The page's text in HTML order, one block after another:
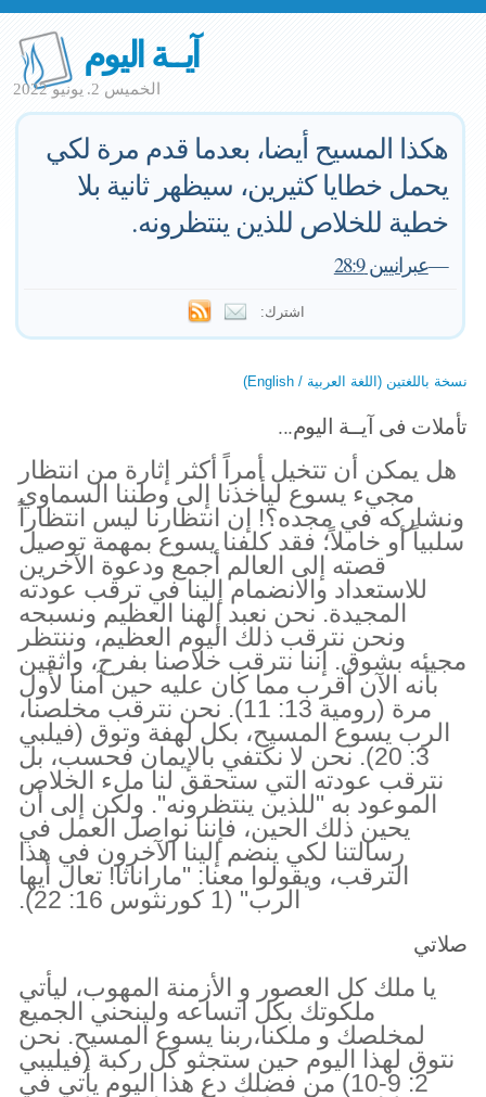
آيــة اليوم
الخميس 2. يونيو 2022
هكذا المسيح أيضا، بعدما قدم مرة لكي
يحمل خطايا كثيرين، سيظهر ثانية بلا
خطية للخلاص للذين ينتظرونه.
—عبرانيين 28:9
اشترك:
نسخة باللغتين (اللغة العربية / English)
تأملات فى آيــة اليوم...
هل يمكن أن تتخيل أمراً أكثر إثارة من انتظار
مجيء يسوع ليأخذنا إلى وطننا السماوي
ونشاركه في مجده؟! إن انتظارنا ليس انتظاراً
سلبياً أو خاملاً؛ فقد كلفنا يسوع بمهمة توصيل
قصته إلى العالم أجمع ودعوة الآخرين
للاستعداد والانضمام إلينا في ترقب عودته
المجيدة. نحن نعبد إلهنا العظيم ونسبحه
ونحن نترقب ذلك اليوم العظيم، وننتظر
مجيئه بشوق. إننا نترقب خلاصنا بفرح، واثقين
بأنه الآن أقرب مما كان عليه حين آمنا لأول
مرة (رومية 13: 11). نحن نترقب مخلصنا،
الرب يسوع المسيح، بكل لهفة وتوق (فيلبي
3: 20). نحن لا نكتفي بالإيمان فحسب، بل
نترقب عودته التي ستحقق لنا ملء الخلاص
الموعود به "للذين ينتظرونه". ولكن إلى أن
يحين ذلك الحين، فإننا نواصل العمل في
رسالتنا لكي ينضم إلينا الآخرون في هذا
الترقب، ويقولوا معنا: "ماراناثا! تعال أيها
الرب" (1 كورنثوس 16: 22).
صلاتي
يا ملك كل العصور و الأزمنة المهوب، ليأتي
ملكوتك بكل اتساعه ولينحني الجميع
لمخلصك و ملكنا،ربنا يسوع المسيح. نحن
نتوق لهذا اليوم حين ستجثو كل ركبة (فيليبي
2: 9-10) من فضلك دع هذا اليوم يأتي في